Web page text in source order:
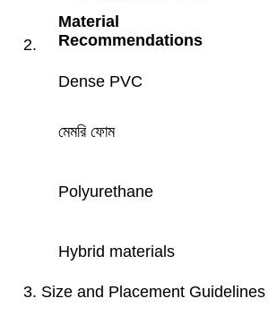
Material
Recommendations
Dense PVC
মেমরি ফোম
Polyurethane
Hybrid materials
Size and Placement Guidelines